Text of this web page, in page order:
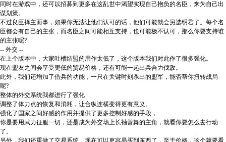
同时在游戏中，还可以招募到更多在这乱世中渴望实现自己抱负的名臣，来为自己出
谋划策。
不过良臣择主而事，如果你无法让他们认可的话，他们可能就会另选明君了。每个名
臣都会有自己的主张，而名臣之间可能相互支持，也可能极不认可，那么你要支持谁
的主张呢?
-- 外交 --
在上个版本中，大家吐槽结盟的用作太低了，这个版本我们对此作了很多强化。
现在盟友之间会享受更低的贸易价格，还有可能一起出兵合力伐敌。
此外，我们还增加了借兵的功能，一只在关键时刻杀出的盟军，能否帮你扭转战局
呢?
整体的外交系统我都进行了强化
调整了体力点的恢复和消耗，让合纵连横变得更有意义。
强化了国家之间好感的作用并提供了更多控制好感的手段，
你是要用武力征服一切，还是成为外交场上长袖善舞的主角，就看你要怎么去行动
了。
另外，我们还重做了交易系统，现在可以更容易买到东西了，至于价格，这个就要看